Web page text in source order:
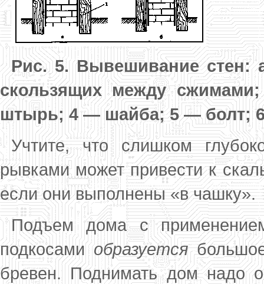
Рис. 5. Вывешивание
скользящих между
штырь; 4 — шайба; 5 — болт;
Учтите, что слишком
рывками может привести к
если они выполнены «в чашку».
Подъем дома с
подкосамиобразу­ется
бревен. Поднимать дом надо